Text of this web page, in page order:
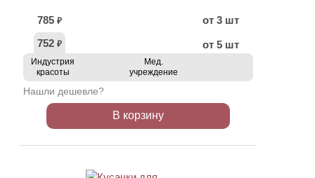
785 ₽
от 3 шт
752 ₽ от 5 шт
Индустрия
красоты
Мед.
учреждение
Нашли дешевле?
В корзину